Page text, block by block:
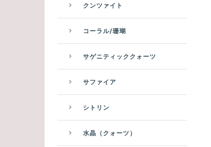
クンツァイト
コーラル/珊瑚
サゲニティッククォーツ
サファイア
シトリン
水晶（クォーツ）